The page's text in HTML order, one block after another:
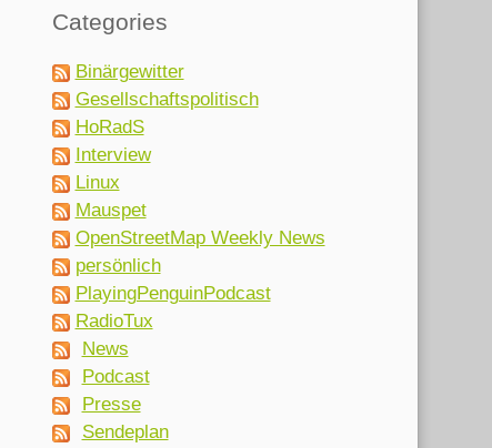
Categories
Binärgewitter
Gesellschaftspolitisch
HoRadS
Interview
Linux
Mauspet
OpenStreetMap Weekly News
persönlich
PlayingPenguinPodcast
RadioTux
News
Podcast
Presse
Sendeplan